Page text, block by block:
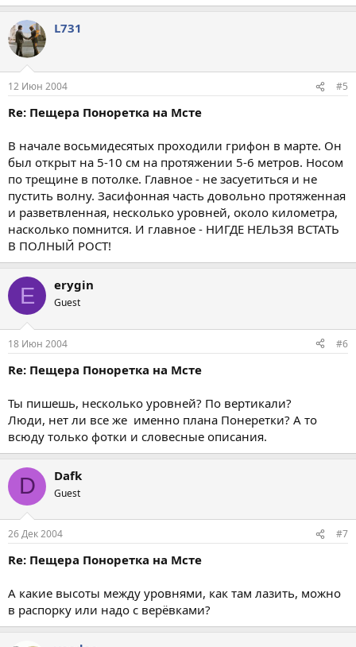
L731
12 Июн 2004 #5
Re: Пещера Поноретка на Мсте
В начале восьмидесятых проходили грифон в марте. Он
был открыт на 5-10 см на протяжении 5-6 метров. Носом
по трещине в потолке. Главное - не засуетиться и не
пустить волну. Засифонная часть довольно протяженная
и разветвленная, несколько уровней, около километра,
насколько помнится. И главное - НИГДЕ НЕЛЬЗЯ ВСТАТЬ
В ПОЛНЫЙ РОСТ!
E erygin
Guest
18 Июн 2004 #6
Re: Пещера Поноретка на Мсте
Ты пишешь, несколько уровней? По вертикали?
Люди, нет ли все же именно плана Понеретки? А то
всюду только фотки и словесные описания.
D Dafk
Guest
26 Дек 2004 #7
Re: Пещера Поноретка на Мсте
А какие высоты между уровнями, как там лазить, можно
в распорку или надо с верёвками?